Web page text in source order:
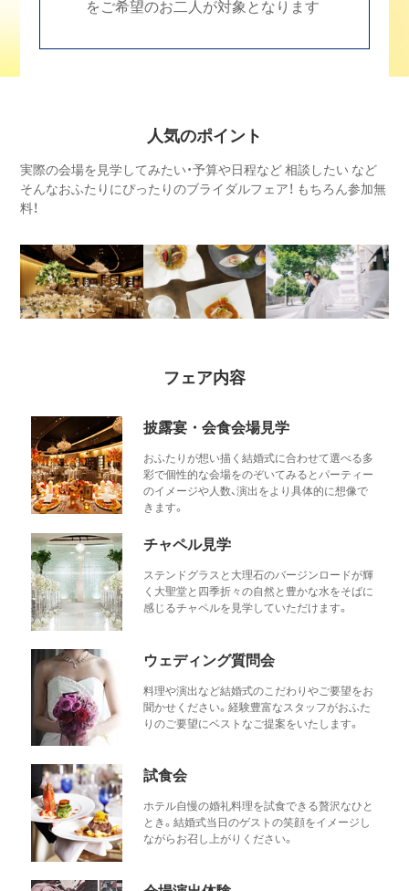
をご希望のお二人が対象となります
人気のポイント
実際の会場を見学してみたい・予算や日程など 相談したい など
そんなおふたりにぴったりのブライダルフェア！ もちろん参加無
料！
フェア内容
披露宴・会食会場見学
おふたりが想い描く結婚式に合わせて選べる多
彩で個性的な会場をのぞいてみるとパーティー
のイメージや人数、演出をより具体的に想像で
きます。
チャペル見学
ステンドグラスと大理石のバージンロードが輝
く大聖堂と四季折々の自然と豊かな水をそばに
感じるチャペルを見学していただけます。
ウェディング質問会
料理や演出など結婚式のこだわりやご要望をお
聞かせください。経験豊富なスタッフがおふた
りのご要望にベストなご提案をいたします。
試食会
ホテル自慢の婚礼料理を試食できる贅沢なひと
とき。結婚式当日のゲストの笑顔をイメージし
ながらお召し上がりください。